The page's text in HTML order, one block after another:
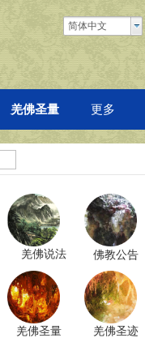
简体中文
羌佛圣量 更多
羌佛圣迹
羌佛说法 佛教公告
羌佛圣量